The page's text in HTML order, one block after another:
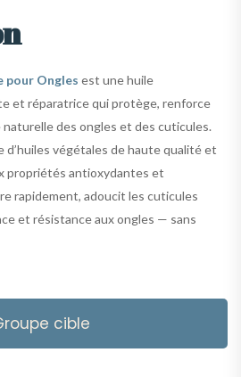
pour Ongles est une huile
et réparatrice qui protège, renforce
des ongles et des cuticules.
d’huiles végétales de haute qualité et
propriétés antioxydantes et
rapidement, adoucit les cuticules
et résistance aux ongles — sans
cible